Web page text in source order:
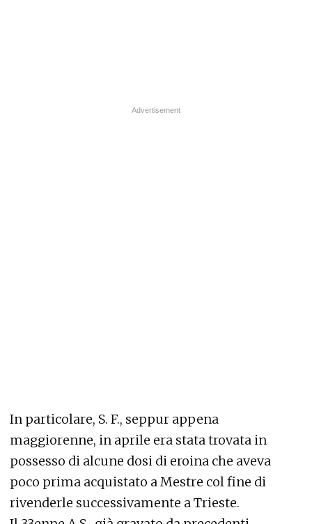
In particolare, S. F., seppur appena
maggiorenne, in aprile era stata trovata in
possesso di alcune dosi di eroina che aveva
poco prima acquistato a Mestre col fine di
rivenderle successivamente a Trieste.